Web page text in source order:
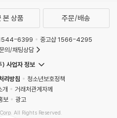
본 상품 주문/배송
6399
중고샵 1566-4295
의/채팅상담
) 사업자 정보
리방침
청소년보호정책
개
거래처관계자께
보
광고
All Rights Reserved.